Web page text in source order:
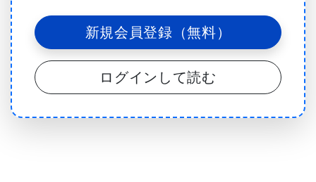
のため､偏頭痛と確定されず､治療を受けないままの
患者も多い｡逆に､もっと一般的な緊張性頭痛などで
ありながら､偏頭痛の投薬を受ける患者もいる｡
この研究論文の著者､ドイツのハイデルベルクの
新規会員登録（無料）
ログインして読む